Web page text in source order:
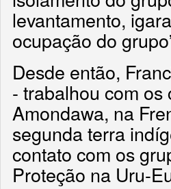
levantamento,
ocupação do
Desde então,
- trabalhou com os
Amondawa, na
segunda terra
contato com os
Proteção na Uru-